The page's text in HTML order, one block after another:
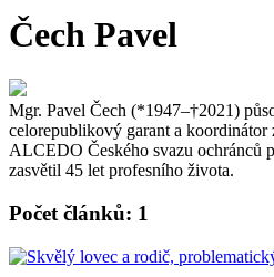
Čech Pavel
Mgr. Pavel Čech (*1947–†2021)
celorepublikový garant a koordinátor
ALCEDO Českého svazu ochránců
zasvětil 45 let profesního života.
Počet článků: 1